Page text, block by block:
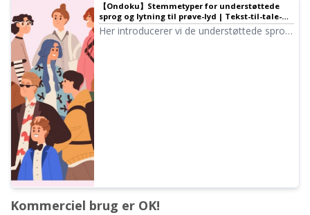
【Ondoku】Stemmetyper for understøttede
sprog og lytning til prøve-lyd | Tekst-til-tale-
software Ondoku
Her introducerer vi de understøttede sprog
Kommerciel brug er OK!